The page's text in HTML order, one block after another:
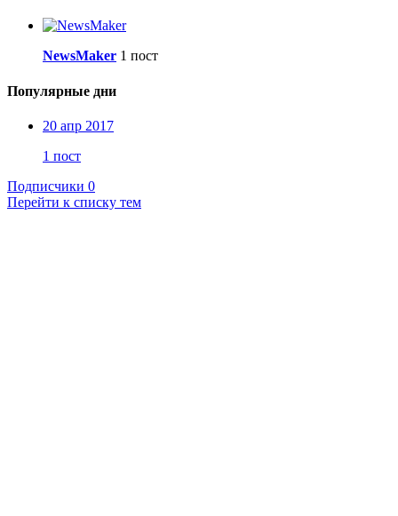
NewsMaker 1 пост
Популярные дни
20 апр 2017
1 пост
Подписчики 0
Перейти к списку тем